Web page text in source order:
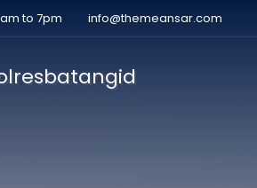
to 7pm info@themeansar.com